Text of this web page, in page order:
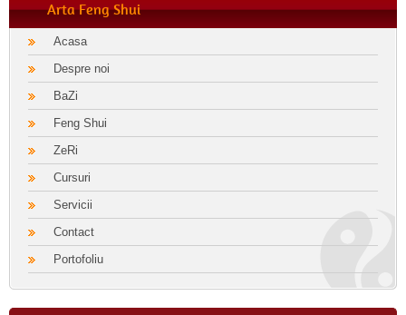
Arta Feng Shui
Acasa
Despre noi
BaZi
Feng Shui
ZeRi
Cursuri
Servicii
Contact
Portofoliu